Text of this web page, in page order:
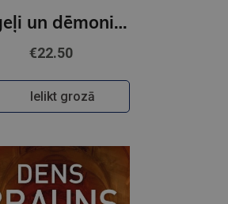
Eņģeļi un dēmoni (e-grāmata)
€22.50
Ielikt grozā